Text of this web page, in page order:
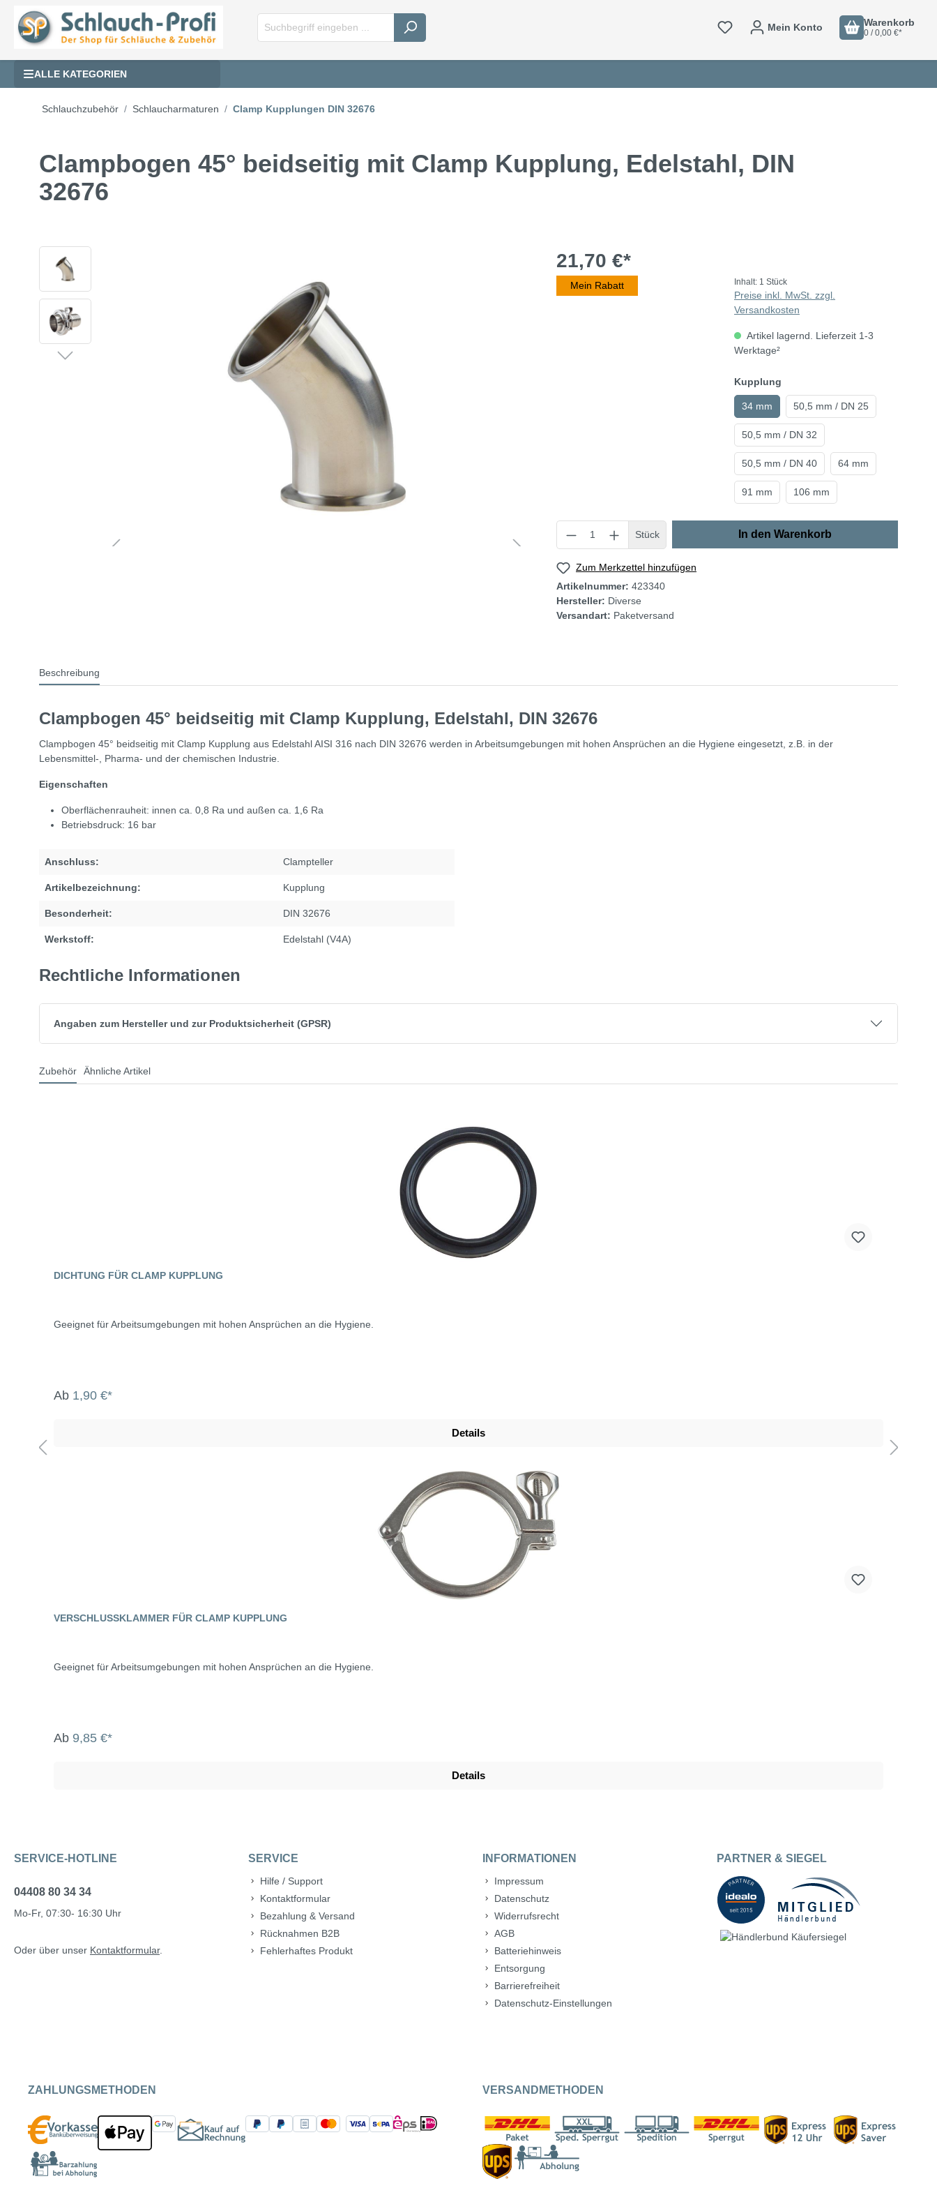
Mein Konto Warenkorb
0 / 0,00 €*
ALLE KATEGORIEN
Schlauchzubehör Schlaucharmaturen Clamp Kupplungen DIN 32676
Clampbogen 45° beidseitig mit Clamp Kupplung, Edelstahl, DIN
32676
21,70 €*
Mein Rabatt Inhalt: 1 Stück
Preise inkl. MwSt. zzgl.
Versandkosten
Artikel lagernd. Lieferzeit 1-3
Werktage²
Kupplung
34 mm 50,5 mm / DN 25
50,5 mm / DN 32
50,5 mm / DN 40 64 mm
91 mm 106 mm
Stück In den Warenkorb
Zum Merkzettel hinzufügen
Artikelnummer: 423340
Hersteller: Diverse
Versandart: Paketversand
Beschreibung
Clampbogen 45° beidseitig mit Clamp Kupplung, Edelstahl, DIN 32676
Clampbogen 45° beidseitig mit Clamp Kupplung aus Edelstahl AISI 316 nach DIN 32676 werden in Arbeitsumgebungen mit hohen Ansprüchen an die Hygiene eingesetzt, z.B. in der
Lebensmittel-, Pharma- und der chemischen Industrie.
Eigenschaften
Oberflächenrauheit: innen ca. 0,8 Ra und außen ca. 1,6 Ra
Betriebsdruck: 16 bar
Anschluss: Clampteller
Artikelbezeichnung: Kupplung
Besonderheit: DIN 32676
Werkstoff: Edelstahl (V4A)
Rechtliche Informationen
Angaben zum Hersteller und zur Produktsicherheit (GPSR)
Zubehör Ähnliche Artikel
DICHTUNG FÜR CLAMP KUPPLUNG
Geeignet für Arbeitsumgebungen mit hohen Ansprüchen an die Hygiene.
Ab 1,90 €*
Details
VERSCHLUSSKLAMMER FÜR CLAMP KUPPLUNG
Geeignet für Arbeitsumgebungen mit hohen Ansprüchen an die Hygiene.
Ab 9,85 €*
Details
SERVICE-HOTLINE
04408 80 34 34
Mo-Fr, 07:30- 16:30 Uhr
Oder über unser Kontaktformular.
SERVICE
Hilfe / Support
Kontaktformular
Bezahlung & Versand
Rücknahmen B2B
Fehlerhaftes Produkt
INFORMATIONEN
Impressum
Datenschutz
Widerrufsrecht
AGB
Batteriehinweis
Entsorgung
Barrierefreiheit
Datenschutz-Einstellungen
PARTNER & SIEGEL
ZAHLUNGSMETHODEN VERSANDMETHODEN